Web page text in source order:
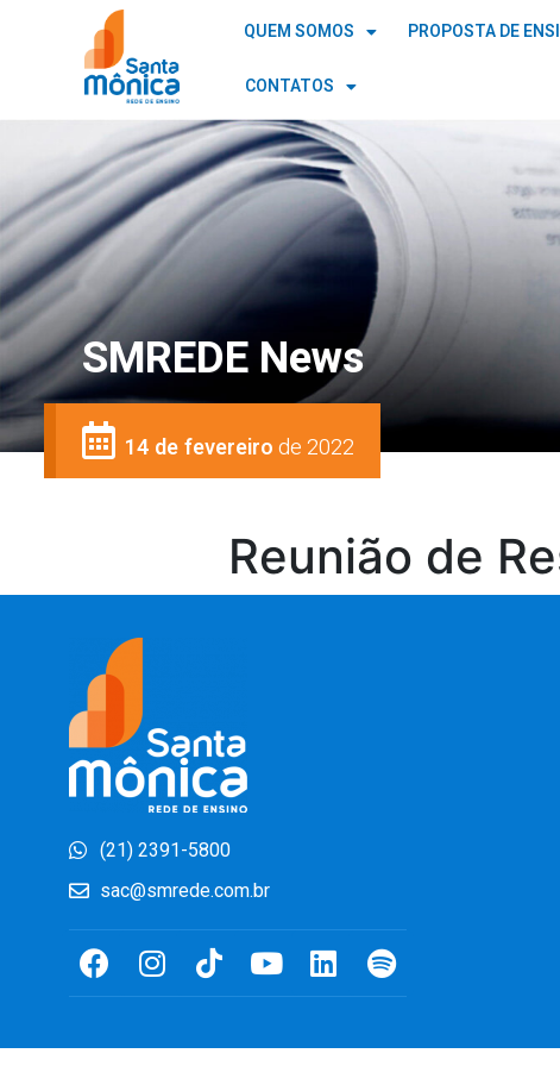
QUEM SOMOS PROPOSTA DE
CONTATOS
SMREDE News
14 de fevereirode 2022
Reunião de
(21) 2391-5800
sac@smrede.com.br